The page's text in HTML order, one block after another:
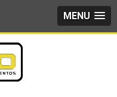
MENU